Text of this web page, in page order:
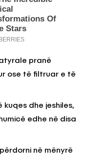
pranë
ose të filtruar e të
kuqes dhe jeshiles,
edhe në disa
në mënyrë